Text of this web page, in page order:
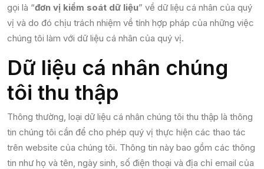
gọi là “đơn vị kiểm soát dữ liệu” về dữ liệu cá nhân của quý
vị và do đó chịu trách nhiệm về tính hợp pháp của những việc
chúng tôi làm với dữ liệu cá nhân của quý vị.
Dữ liệu cá nhân chúng
tôi thu thập
Thông thường, loại dữ liệu cá nhân chúng tôi thu thập là thông
tin chúng tôi cần để cho phép quý vị thực hiện các thao tác
trên website của chúng tôi. Thông tin này bao gồm các thông
tin như họ và tên, ngày sinh, số điện thoại và địa chỉ email của